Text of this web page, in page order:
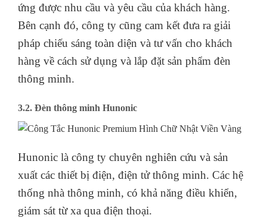
Bluetooth để điều khiển từ xa. Ngoài ra các loại
đèn thông minh của Rạng Đông cũng có tính
năng hẹn giờ, giúp người dùng tự động bật/tắt
đèn theo thời gian định trước.
Đông được sản xuất và kiểm tra chất lượng trên
các dây chuyền sản xuất hiện đại, đảm bảo đáp
Bên cạnh đó, công ty cũng cam kết đưa ra giải
pháp chiếu sáng toàn diện và tư vấn cho khách
hàng về cách sử dụng và lắp đặt sản phẩm đèn